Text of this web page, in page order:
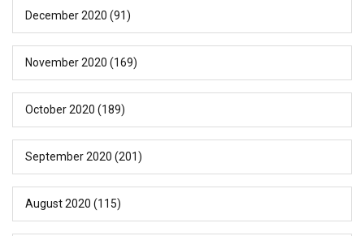
December 2020 (91)
November 2020 (169)
October 2020 (189)
September 2020 (201)
August 2020 (115)